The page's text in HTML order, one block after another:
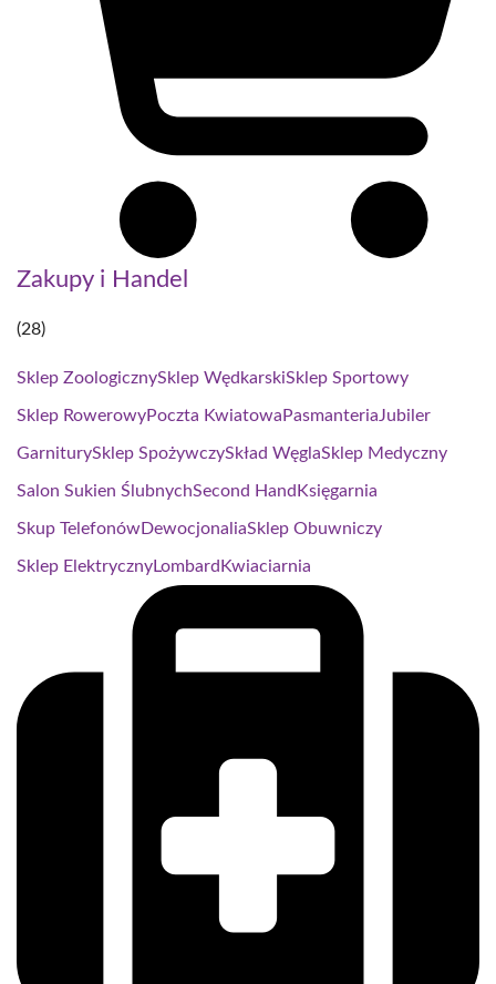
Zakupy i Handel
(28)
Sklep ZoologicznySklep WędkarskiSklep Sportowy
Sklep RowerowyPoczta Kwiatowa PasmanteriaJubiler
GarniturySklep SpożywczySkład WęglaSklep Medyczny
Salon Sukien ŚlubnychSecond Hand Księgarnia
Skup TelefonówDewocjonaliaSklep Obuwniczy
Sklep ElektrycznyLombard Kwiaciarnia